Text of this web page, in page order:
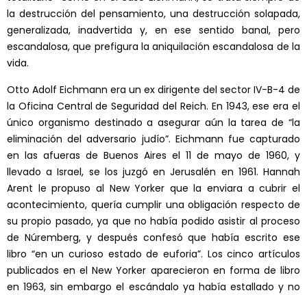
la destrucción del pensamiento, una destrucción solapada,
generalizada, inadvertida y, en ese sentido banal, pero
escandalosa, que prefigura la aniquilación escandalosa de la
vida.
Otto Adolf Eichmann era un ex dirigente del sector IV-B-4 de
la Oficina Central de Seguridad del Reich. En 1943, ese era el
único organismo destinado a asegurar aún la tarea de “la
eliminación del adversario judío”. Eichmann fue capturado
en las afueras de Buenos Aires el 11 de mayo de 1960, y
llevado a Israel, se los juzgó en Jerusalén en 1961. Hannah
Arent le propuso al New Yorker que la enviara a cubrir el
acontecimiento, quería cumplir una obligación respecto de
su propio pasado, ya que no había podido asistir al proceso
de Núremberg, y después confesó que había escrito ese
libro “en un curioso estado de euforia”. Los cinco artículos
publicados en el New Yorker aparecieron en forma de libro
en 1963, sin embargo el escándalo ya había estallado y no